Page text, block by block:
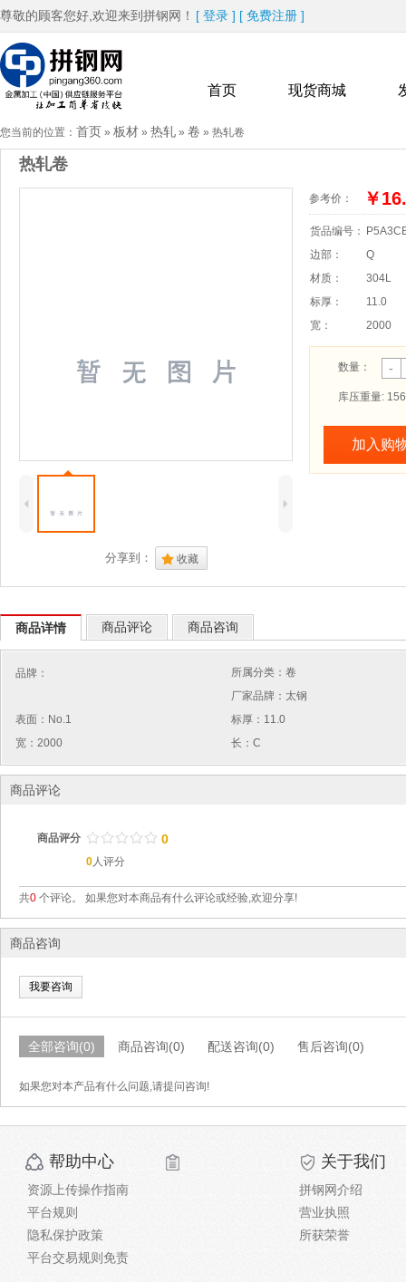
尊敬的顾客您好,欢迎来到拼钢网！ [ 登录 ] [ 免费注册 ]
首页 现货商城
您当前的位置： 首页 » 板材 » 热轧 » 卷 » 热轧卷
热轧卷
4 5
分享到： . 收藏
参考价： ￥
货品编号：
边部：
Q
材质：
304L
标厚：
11.0
宽：
2000
数量： -
库压重量:
加入购
商品详情 商品评论 商品咨询
品牌：
所属分类：卷
厂家品牌：太钢
表面：No.1
标厚：11.0
宽：2000
长：C
商品评论
商品评分 / / / / /
. . . . . 0
0人评分
共0 个评论。 如果您对本商品有什么评论或经验,欢迎分享!
商品咨询
我要咨询
全部咨询(0) 商品咨询(0) 配送咨询(0) 售后咨询(0)
如果您对本产品有什么问题,请提问咨询!
帮助中心
资源上传操作指南
平台规则
隐私保护政策
平台交易规则免责
关于我们
拼钢网介绍
营业执照
所获荣誉